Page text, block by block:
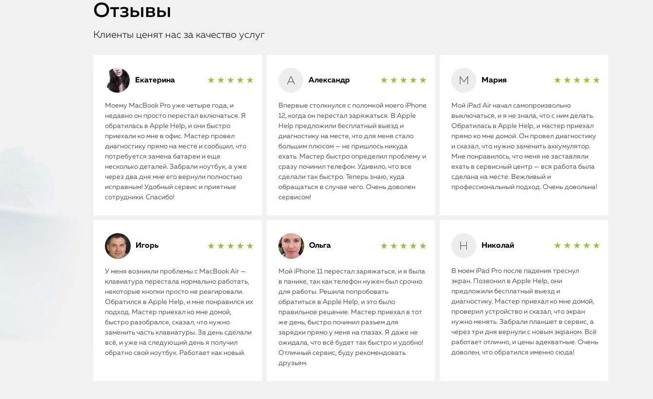
Контакты
Статьи
Отзывы
Клиенты ценят нас за качество услуг
Екатерина ★ ★ ★ ★ ★
Моему MacBook Pro уже четыре года, и
недавно он просто перестал включаться. Я
обратилась в Apple Help, и они быстро
приехали ко мне в офис. Мастер провел
диагностику прямо на месте и сообщил, что
потребуется замена батареи и еще
несколько деталей. Забрали ноутбук, а уже
через два дня мне его вернули полностью
исправным! Удобный сервис и приятные
сотрудники. Спасибо!
Александр ★ ★ ★ ★ ★
Впервые столкнулся с поломкой моего iPhone
12, когда он перестал заряжаться. В Apple
Help предложили бесплатный выезд и
диагностику на месте, что для меня стало
большим плюсом — не пришлось никуда
ехать. Мастер быстро определил проблему и
сразу починил телефон. Удивило, что все
сделали так быстро. Теперь знаю, куда
обращаться в случае чего. Очень доволен
сервисом!
Мария ★ ★ ★ ★ ★
Мой iPad Air начал самопроизвольно
выключаться, и я не знала, что с ним делать.
Обратилась в Apple Help, и мастер приехал
прямо ко мне домой. Он провел диагностику
и сказал, что нужно заменить аккумулятор.
Мне понравилось, что меня не заставляли
ехать в сервисный центр — вся работа была
сделана на месте. Вежливый и
профессиональный подход. Очень довольна!
Игорь ★ ★ ★ ★ ★
У меня возникли проблемы с MacBook Air —
клавиатура перестала нормально работать,
некоторые кнопки просто не реагировали.
Обратился в Apple Help, и мне понравился их
подход. Мастер приехал ко мне домой,
быстро разобрался, сказал, что нужно
заменить часть клавиатуры. За день сделали
всё, и уже на следующий день я получил
обратно свой ноутбук. Работает как новый.
Ольга ★ ★ ★ ★ ★
Мой iPhone 11 перестал заряжаться, и я была
в панике, так как телефон нужен был срочно
для работы. Решила попробовать
обратиться в Apple Help, и это было
правильное решение. Мастер приехал в тот
же день, быстро починил разъем для
зарядки прямо у меня на глазах. Я даже не
ожидала, что всё будет так быстро и удобно!
Отличный сервис, буду рекомендовать
друзьям.
Николай ★ ★ ★ ★ ★
В моем iPad Pro после падения треснул
экран. Позвонил в Apple Help, они
предложили бесплатный выезд и
диагностику. Мастер приехал ко мне домой,
проверил устройство и сказал, что экран
нужно менять. Забрали планшет в сервис, а
через три дня вернули с новым экраном. Всё
работает отлично, и цены адекватные. Очень
доволен, что обратился именно сюда!